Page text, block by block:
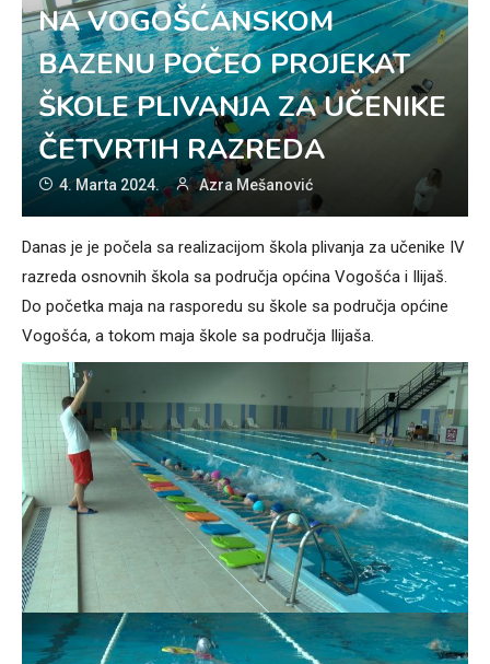
NA VOGOŠĆANSKOM
BAZENU POČEO PROJEKAT
ŠKOLE PLIVANJA ZA UČENIKE
ČETVRTIH RAZREDA
4. Marta 2024. Azra Mešanović
Danas je je počela sa realizacijom škola plivanja za učenike IV
razreda osnovnih škola sa područja općina Vogošća i Ilijaš.
Do početka maja na rasporedu su škole sa područja općine
Vogošća, a tokom maja škole sa područja Ilijaša.